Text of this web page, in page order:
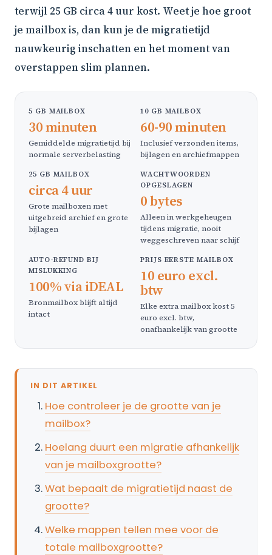
terwijl 25 GB circa 4 uur kost. Weet je hoe groot
je mailbox is, dan kun je de migratietijd
nauwkeurig inschatten en het moment van
overstappen slim plannen.
5 GB MAILBOX
30 minuten
Gemiddelde migratietijd bij
normale serverbelasting
10 GB MAILBOX
60-90 minuten
Inclusief verzonden items,
bijlagen en archiefmappen
25 GB MAILBOX
circa 4 uur
Grote mailboxen met
uitgebreid archief en grote
bijlagen
WACHTWOORDEN
OPGESLAGEN
0 bytes
Alleen in werkgeheugen
tijdens migratie, nooit
weggeschreven naar schijf
AUTO-REFUND BIJ
MISLUKKING
100% via iDEAL
Bronmailbox blijft altijd
intact
PRIJS EERSTE MAILBOX
10 euro excl.
btw
Elke extra mailbox kost 5
euro excl. btw,
onafhankelijk van grootte
IN DIT ARTIKEL
Hoe controleer je de grootte van je
mailbox?
Hoelang duurt een migratie afhankelijk
van je mailboxgrootte?
Wat bepaalt de migratietijd naast de
grootte?
Welke mappen tellen mee voor de
totale mailboxgrootte?